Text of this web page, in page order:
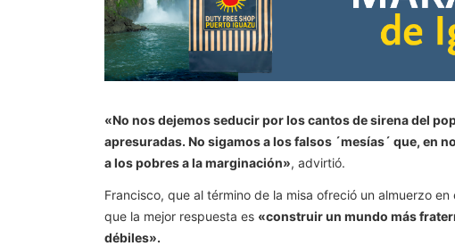
«No nos dejemos seducir por los cantos de sirena del
apresuradas. No sigamos a los falsos ´mesías´ que, en
a los pobres a la marginación», advirtió.
Francisco, que al término de la misa ofreció un almuerzo
que la mejor respuesta es «construir un mundo más
débiles».